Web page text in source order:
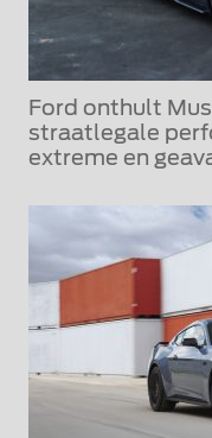
Ford onthult
straatlegale
extreme en